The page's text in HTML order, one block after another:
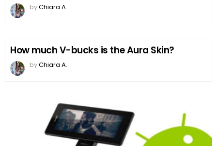
byChiara A.
How much V-bucks is the Aura Skin?
byChiara A.